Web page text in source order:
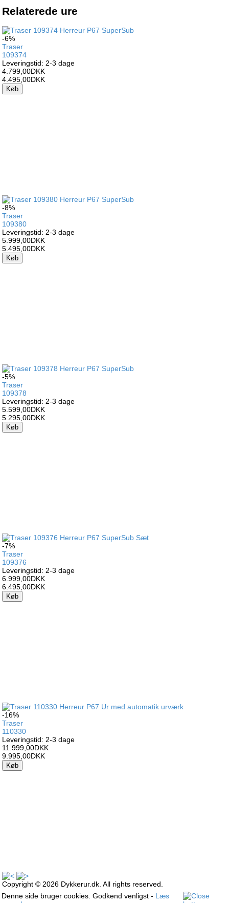
Relaterede ure
-6%
Traser
109374
Leveringstid: 2-3 dage
4.799,00DKK
4.495,00DKK
Køb
-8%
Traser
109380
Leveringstid: 2-3 dage
5.999,00DKK
5.495,00DKK
Køb
-5%
Traser
109378
Leveringstid: 2-3 dage
5.599,00DKK
5.295,00DKK
Køb
-7%
Traser
109376
Leveringstid: 2-3 dage
6.999,00DKK
6.495,00DKK
Køb
-16%
Traser
110330
Leveringstid: 2-3 dage
11.999,00DKK
9.995,00DKK
Køb
Copyright © 2026 Dykkerur.dk. All rights reserved.
Denne side bruger cookies. Godkend venligst - Læs